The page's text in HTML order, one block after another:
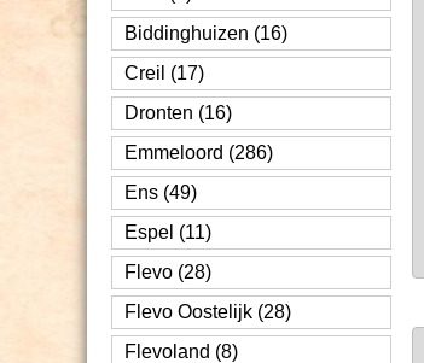
Biddinghuizen (16)
Creil (17)
Dronten (16)
Emmeloord (286)
Ens (49)
Espel (11)
Flevo (28)
Flevo Oostelijk (28)
Flevoland (8)